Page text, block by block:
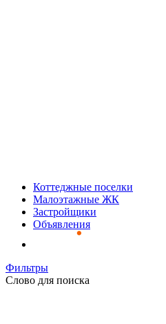
Коттеджные поселки
Малоэтажные ЖК
Застройщики
Объявления
Фильтры
Слово для поиска